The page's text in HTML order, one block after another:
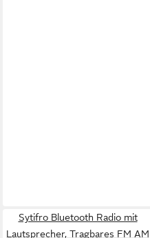
Sytifro Bluetooth Radio mit
Lautsprecher, Tragbares FM AM